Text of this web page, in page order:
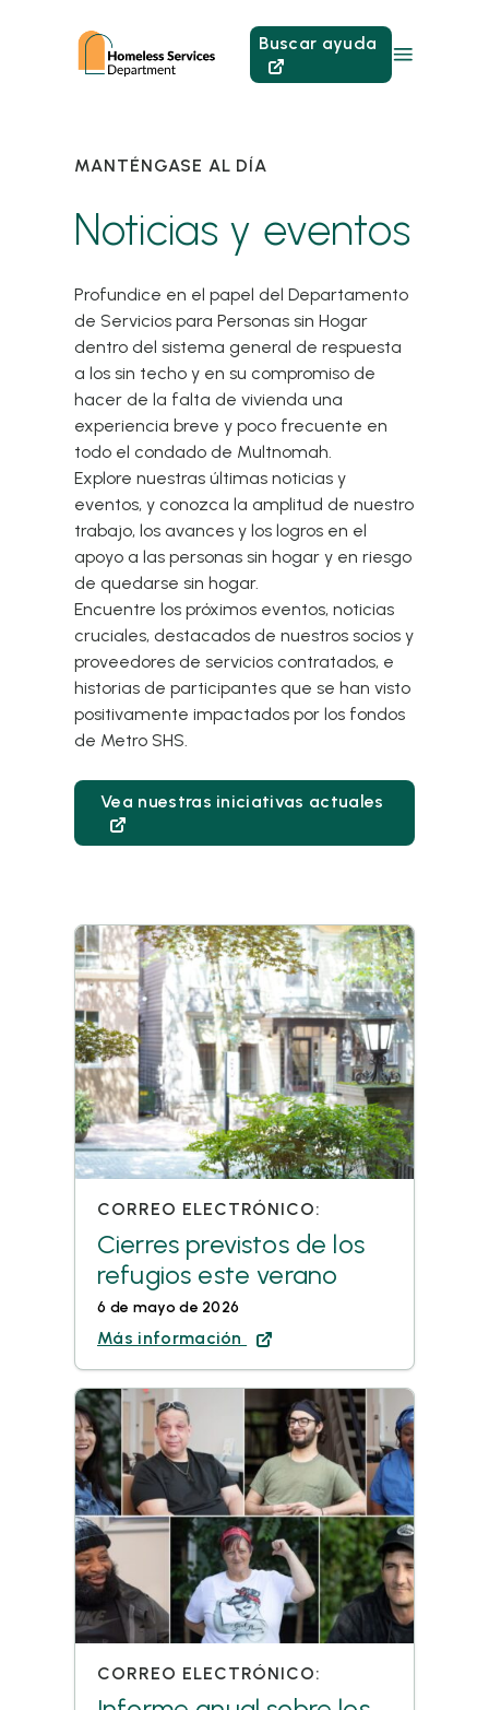
Buscar ayuda
MANTÉNGASE AL DÍA
Noticias y eventos
Profundice en el papel del Departamento
de Servicios para Personas sin Hogar
dentro del sistema general de respuesta
a los sin techo y en su compromiso de
hacer de la falta de vivienda una
experiencia breve y poco frecuente en
todo el condado de Multnomah.
Explore nuestras últimas noticias y
eventos, y conozca la amplitud de nuestro
trabajo, los avances y los logros en el
apoyo a las personas sin hogar y en riesgo
de quedarse sin hogar.
Encuentre los próximos eventos, noticias
cruciales, destacados de nuestros socios y
proveedores de servicios contratados, e
historias de participantes que se han visto
positivamente impactados por los fondos
de Metro SHS.
Vea nuestras iniciativas actuales
CORREO ELECTRÓNICO:
Cierres previstos de los
refugios este verano
6 de mayo de 2026
Más información
CORREO ELECTRÓNICO: